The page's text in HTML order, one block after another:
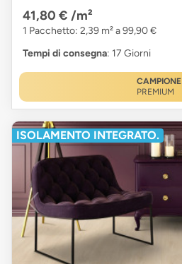
41,80 € /m²
1 Pacchetto: 2,39 m² a 99,90 €
Tempi di consegna: 17 Giorni
CAMPIONE
PREMIUM
ISOLAMENTO INTEGRATO.